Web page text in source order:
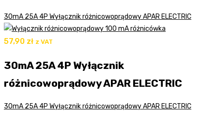
30mA 25A 4P Wyłącznik różnicowoprądowy APAR ELECTRIC
57,90 zł z VAT
30mA 25A 4P Wyłącznik
różnicowoprądowy APAR ELECTRIC
30mA 25A 4P Wyłącznik różnicowoprądowy APAR ELECTRIC